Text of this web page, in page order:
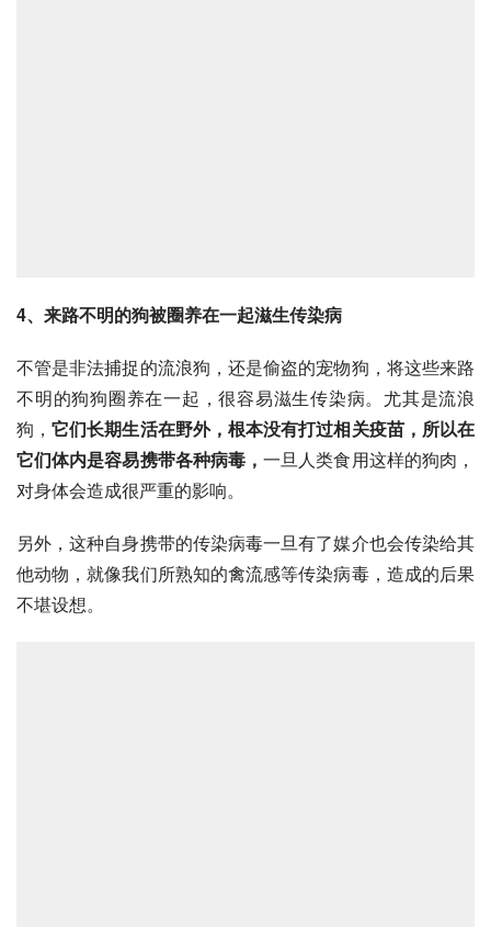
4、来路不明的狗被圈养在一起滋生传染病
不管是非法捕捉的流浪狗，还是偷盗的宠物狗，将这些来路
不明的狗狗圈养在一起，很容易滋生传染病。尤其是流浪
狗，它们长期生活在野外，根本没有打过相关疫苗，所以在
它们体内是容易携带各种病毒，一旦人类食用这样的狗肉，
对身体会造成很严重的影响。
另外，这种自身携带的传染病毒一旦有了媒介也会传染给其
他动物，就像我们所熟知的禽流感等传染病毒，造成的后果
不堪设想。